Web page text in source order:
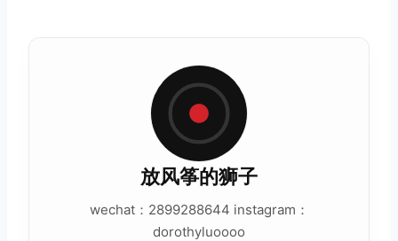
放风筝的狮子
wechat：2899288644 instagram：
dorothyluoooo